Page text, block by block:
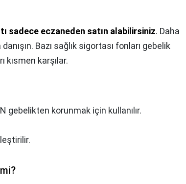
sadece eczaneden satın alabilirsiniz. Daha
Bazı sağlık sigortası fonları gebelik
kısmen karşılar.
gebelikten korunmak için kullanılır.